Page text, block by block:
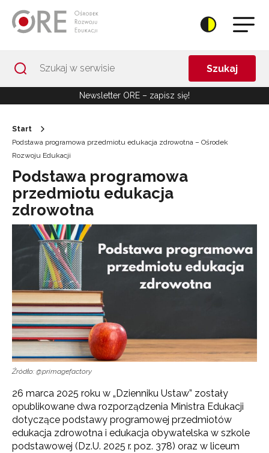
Szukaj
Newsletter ORE – zapisz się!
Start
Podstawa programowa przedmiotu edukacja zdrowotna – Ośrodek
Rozwoju Edukacji
Podstawa programowa
przedmiotu edukacja
zdrowotna
Źródło: @primagefactory
26 marca 2025 roku w „Dzienniku Ustaw” zostały
opublikowane dwa rozporządzenia Ministra Edukacji
dotyczące podstawy programowej przedmiotów
edukacja zdrowotna i edukacja obywatelska w szkole
podstawowej (Dz.U. 2025 r. poz. 378) oraz w liceum